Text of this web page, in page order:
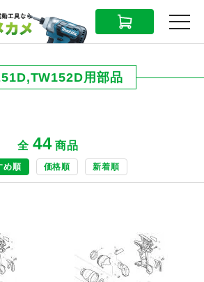
CART MENU
用部品
全 44 商品
め順 価格順 新着順